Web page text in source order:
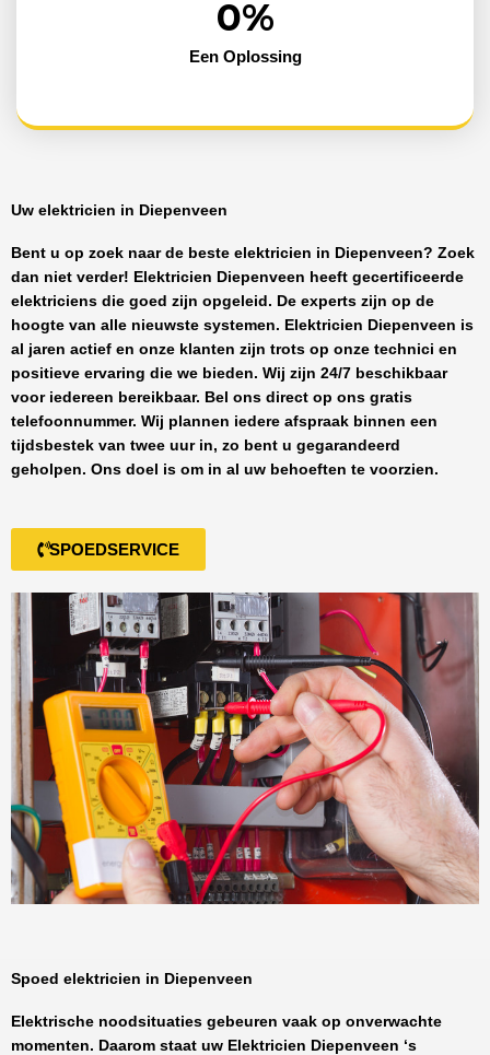
Een Oplossing
0%
Uw elektricien in Diepenveen
Bent u op zoek naar de beste elektricien in Diepenveen? Zoek
dan niet verder! Elektricien Diepenveen heeft gecertificeerde
elektriciens die goed zijn opgeleid. De experts zijn op de
hoogte van alle nieuwste systemen. Elektricien Diepenveen is
al jaren actief en onze klanten zijn trots op onze technici en
positieve ervaring die we bieden. Wij zijn 24/7 beschikbaar
voor iedereen bereikbaar. Bel ons direct op ons gratis
telefoonnummer. Wij plannen iedere afspraak binnen een
tijdsbestek van twee uur in, zo bent u gegarandeerd
geholpen. Ons doel is om in al uw behoeften te voorzien.
SPOEDSERVICE
Spoed elektricien in Diepenveen
Elektrische noodsituaties gebeuren vaak op onverwachte
momenten. Daarom staat uw Elektricien Diepenveen ‘s